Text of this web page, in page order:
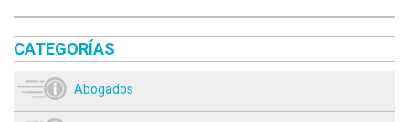
CATEGORÍAS
Abogados